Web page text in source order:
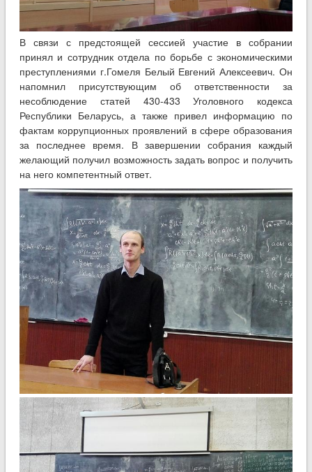
В связи с предстоящей сессией участие в собрании
принял и сотрудник отдела по борьбе с экономическими
преступлениями г.Гомеля Белый Евгений Алексеевич. Он
напомнил присутствующим об ответственности за
несоблюдение статей 430-433 Уголовного кодекса
Республики Беларусь, а также привел информацию по
фактам коррупционных проявлений в сфере образования
за последнее время. В завершении собрания каждый
желающий получил возможность задать вопрос и получить
на него компетентный ответ.